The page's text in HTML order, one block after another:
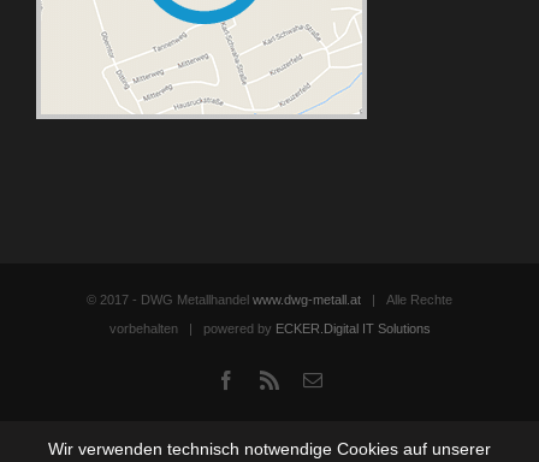
© 2017 - DWG Metallhandel www.dwg-metall.at | Alle Rechte
vorbehalten | powered by ECKER.Digital IT Solutions
Facebook
Rss Email
Wir verwenden technisch notwendige Cookies auf unserer